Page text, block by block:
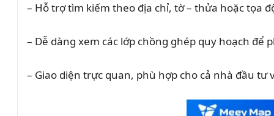
– Hỗ trợ tìm kiếm theo địa chỉ, tờ – thửa hoặc tọa
– Dễ dàng xem các lớp chồng ghép quy hoạch để
– Giao diện trực quan, phù hợp cho cả nhà đầu tư